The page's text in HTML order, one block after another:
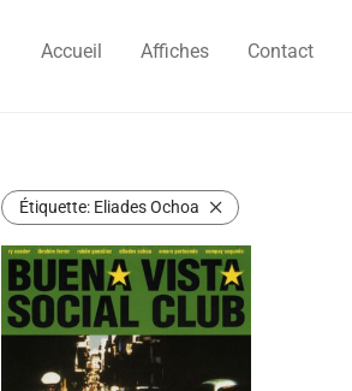
Accueil Affiches Contact
Étiquette: Eliades Ochoa